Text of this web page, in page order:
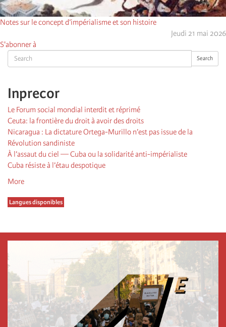
Search Search
Inprecor
Le Forum social mondial interdit et réprimé
Ceuta: la frontière du droit à avoir des droits
Nicaragua : La dictature Ortega-Murillo n’est pas issue de la
Révolution sandiniste
À l’assaut du ciel — Cuba ou la solidarité anti-impérialiste
Cuba résiste à l’étau despotique
More
Langues disponibles
Notes sur le concept d’impérialisme et son histoire
Jeudi 21 mai 2026
S'abonner à